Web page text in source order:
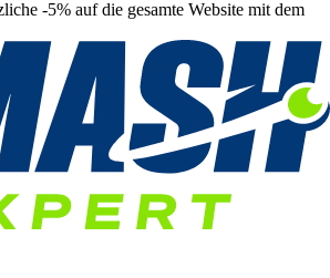
-5% auf die gesamte Website mit dem